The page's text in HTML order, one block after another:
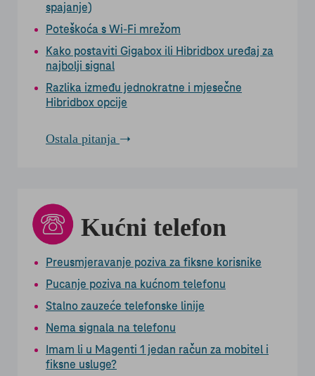
spajanje)
Poteškoća s Wi-Fi mrežom
Kako postaviti Gigabox ili Hibridbox uređaj za
najbolji signal
Razlika između jednokratne i mjesečne
Hibridbox opcije
Ostala pitanja
Kućni telefon
Preusmjeravanje poziva za fiksne korisnike
Pucanje poziva na kućnom telefonu
Stalno zauzeće telefonske linije
Nema signala na telefonu
Imam li u Magenti 1 jedan račun za mobitel i
fiksne usluge?